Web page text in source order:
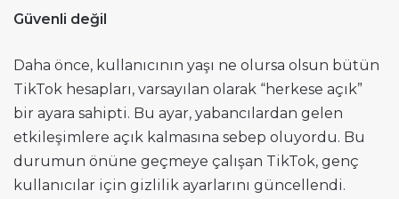
Güvenli değil
Daha önce, kullanıcının yaşı ne olursa olsun bütün
TikTok hesapları, varsayılan olarak “herkese açık”
bir ayara sahipti. Bu ayar, yabancılardan gelen
etkileşimlere açık kalmasına sebep oluyordu. Bu
durumun önüne geçmeye çalışan TikTok, genç
kullanıcılar için gizlilik ayarlarını güncellendi.